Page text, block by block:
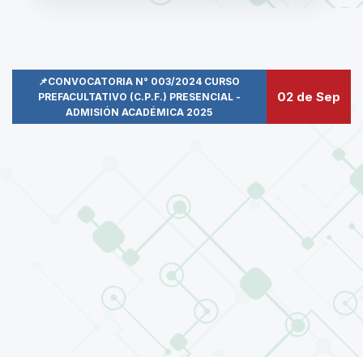
📌CONVOCATORIA N° 003/2024 CURSO
PREFACULTATIVO (C.P.F.) PRESENCIAL -
ADMISIÓN ACADÉMICA 2025
02 de Sep